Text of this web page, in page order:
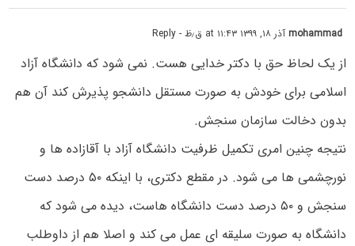
mohammadآذر ۱۸, ۱۳۹۹ at ۱۱:۴۳ ق٫ظ - Reply
از یک لحاظ حق با دکتر خدایی هست. نمی شود که دانشگاه آزاد
اسلامی برای خودش به صورت مستقل دانشجو پذیرش کند آن هم
بدون دخالت سازمان سنجش.
نتیجه چنین امری تکمیل ظرفیت دانشگاه آزاد با آقازاده ها و
نورچشمی ها می شود. در مقطع دکتری، با اینکه ۵۰ درصد دست
سنجش و ۵۰ درصد دست دانشگاه هاست، دیده می شود که
دانشگاه به صورت سلیقه ای عمل می کند و اصلا هم از داوطلب